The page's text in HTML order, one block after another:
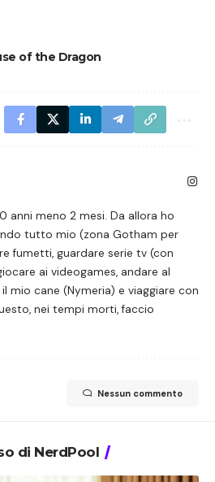
of the Dragon
anni meno 2 mesi. Da allora ho
tutto mio (zona Gotham per
fumetti, guardare serie tv (con
ai videogames, andare al
mio cane (Nymeria) e viaggiare con
nei tempi morti, faccio
Nessun commento
di NerdPool